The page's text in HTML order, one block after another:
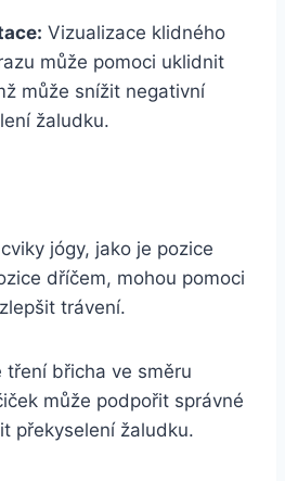
Vizualizace klidného
může pomoci uklidnit
může snížit negativní
žaludku.
jógy, jako je pozice
dříčem, mohou pomoci
trávení.
tření břicha ve směru
může podpořit správné
překyselení žaludku.